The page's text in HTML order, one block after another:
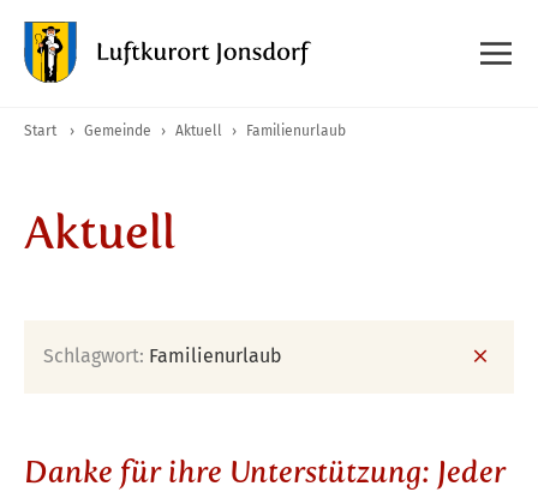
Start › Gemeinde › Aktuell › Familienurlaub
Aktuell
Schlagwort: Familienurlaub
Danke für ihre Unterstützung: Jeder